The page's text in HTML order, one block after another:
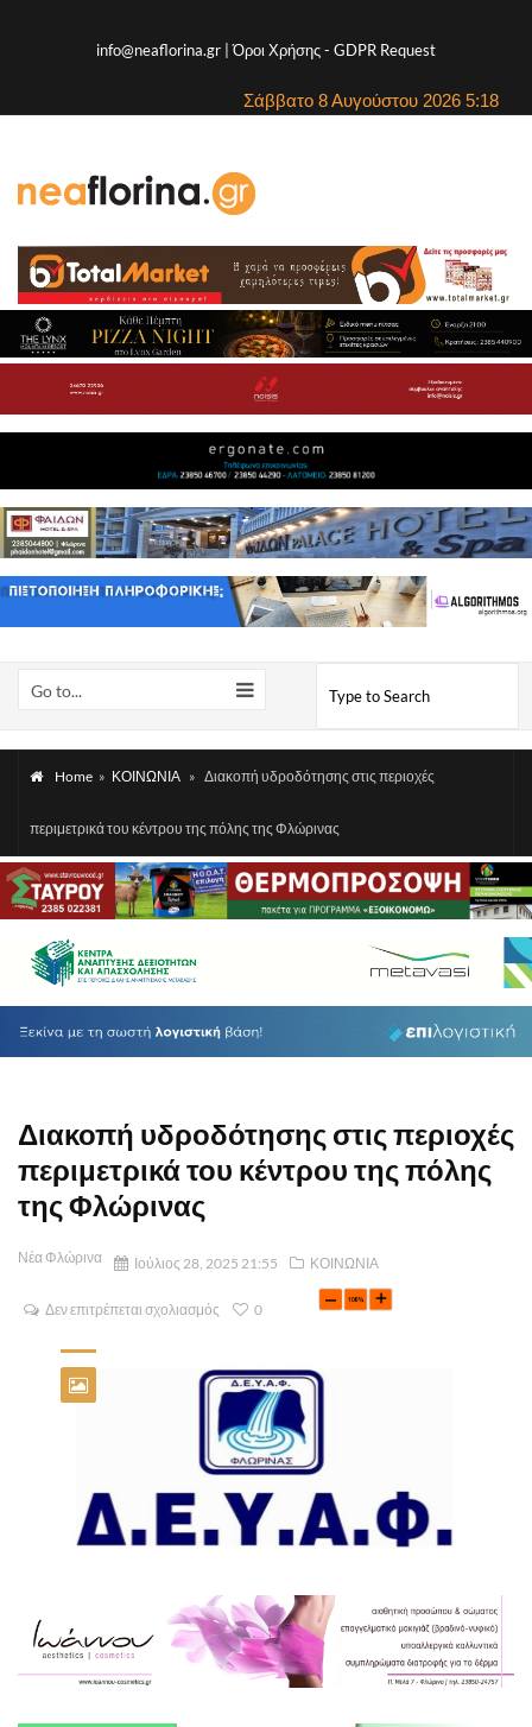
info@neaflorina.gr |Όροι Χρήσης- GDPR Request
Σάββατο 8 Αυγούστου 2026 5:18
Go to...
Home » ΚΟΙΝΩΝΙΑ » Διακοπή υδροδότησης στις περιοχές
περιμετρικά του κέντρου της πόλης της Φλώρινας
Διακοπή υδροδότησης στις περιοχές
περιμετρικά του κέντρου της πόλης
της Φλώρινας
Νέα Φλώρινα Ιούλιος 28, 2025 21:55 ΚΟΙΝΩΝΙΑ
Δεν επιτρέπεται σχολιασμός 0